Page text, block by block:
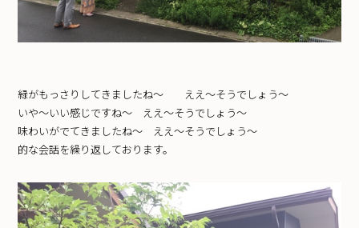
緑がもっさりしてきましたね〜 ええ〜そうでしょう〜
いや〜いい感じですね〜 ええ〜そうでしょう〜
味わいがでてきましたね〜 ええ〜そうでしょう〜
的な会話を繰り返しております。